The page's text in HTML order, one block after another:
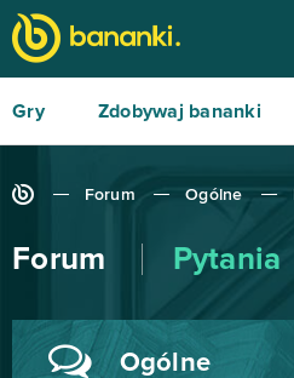
Gry Zdobywaj bananki
Forum Ogólne
Forum Pytania
Ogólne